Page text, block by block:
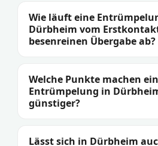
Wie läuft eine
Dürbheim vom
besenreinen Übergabe ab?
Welche Punkte machen
Entrümpelung in
günstiger?
Lässt sich in Dürbheim